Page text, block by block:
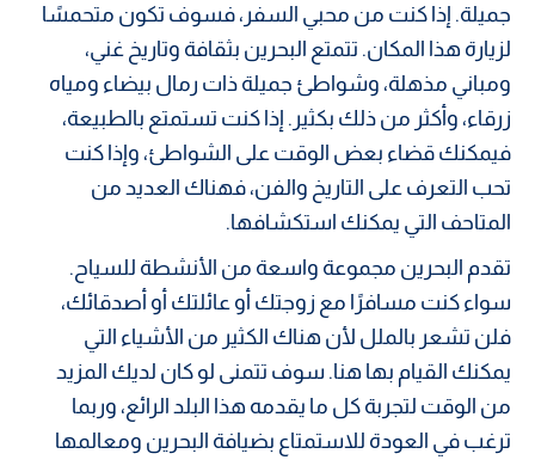
جميلة. إذا كنت من محبي السفر، فسوف تكون متحمسًا
لزيارة هذا المكان. تتمتع البحرين بثقافة وتاريخ غني،
ومباني مذهلة، وشواطئ جميلة ذات رمال بيضاء ومياه
زرقاء، وأكثر من ذلك بكثير. إذا كنت تستمتع بالطبيعة،
فيمكنك قضاء بعض الوقت على الشواطئ، وإذا كنت
تحب التعرف على التاريخ والفن، فهناك العديد من
المتاحف التي يمكنك استكشافها.
تقدم البحرين مجموعة واسعة من الأنشطة للسياح.
سواء كنت مسافرًا مع زوجتك أو عائلتك أو أصدقائك،
فلن تشعر بالملل لأن هناك الكثير من الأشياء التي
يمكنك القيام بها هنا. سوف تتمنى لو كان لديك المزيد
من الوقت لتجربة كل ما يقدمه هذا البلد الرائع، وربما
ترغب في العودة للاستمتاع بضيافة البحرين ومعالمها